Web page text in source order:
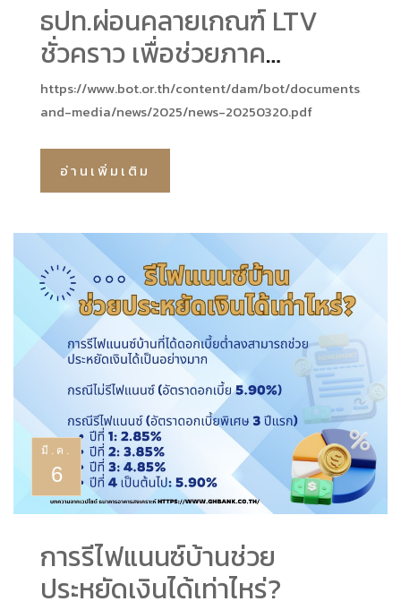
ธปท.ผ่อนคลายเกณฑ์ LTV
ชั่วคราว เพื่อช่วยภาค
อสังหาริมทรัพย์ 30 มิถุนายน
2569
https://www.bot.or.th/content/dam/bot/documents/th/
and-media/news/2025/news-20250320.pdf
อ่านเพิ่มเติม
มี.ค.
6
การรีไฟแนนซ์บ้านช่วย
ประหยัดเงินได้เท่าไหร่?